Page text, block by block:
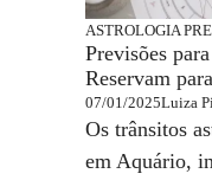
ASTROLOGIA
Previsões
Reservam
07/01/2025Luiza
Os trânsitos
em Aquário,